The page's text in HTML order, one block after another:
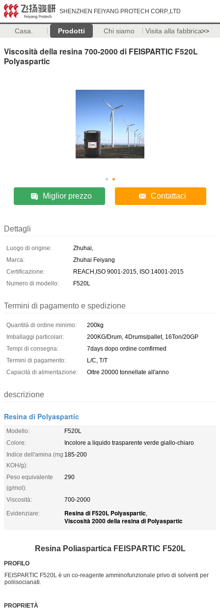
SHENZHEN FEIYANG PROTECH CORP.,LTD
Casa. Prodotti Chi siamo Visita alla fabbrica>>
Viscosità della resina 700-2000 di FEISPARTIC F520L
Polyaspartic
Miglior prezzo Contattaci
Dettagli
Luogo di origine:
Zhuhai,
Marca:
Zhuhai Feiyang
Certificazione:
REACH,ISO 9001-2015, ISO 14001-2015
Numero di modello:
F520L
Termini di pagamento e spedizione
Quantità di ordine minimo:
200kg
Imballaggi particolari:
200KG/Drum, 4Drums/pallet, 16Ton/20GP
Tempi di consegna:
7days dopo ordine comfirmed
Termini di pagamento:
L/C, T/T
Capacità di alimentazione:
Oltre 20000 tonnellate all'anno
descrizione
Resina di Polyaspartic
Modello:
F520L
Colore:
Incolore a liquido trasparente verde giallo-chiaro
Indice dell'amina (mg
KOH/g):
185-200
Peso equivalente
(g/mol):
290
Viscosità:
700-2000
Evidenziare:
Resina di F520L Polyaspartic,
Viscosità 2000 della resina di Polyaspartic
Resina Poliaspartica FEISPARTIC F520L
PROFILO
FEISPARTIC F520L è un co-reagente amminofunzionale privo di solventi per
poliisocianati.
PROPRIETÀ